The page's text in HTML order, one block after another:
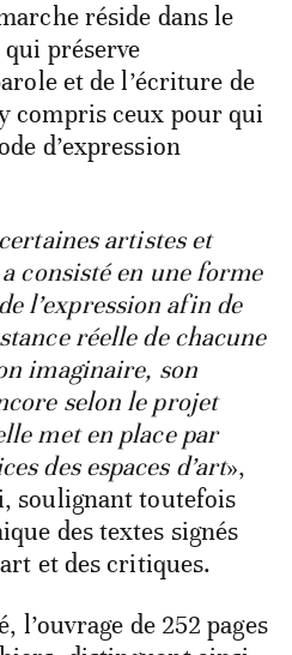
réside dans le
préserve
et de l’écriture de
compris ceux pour qui
d’expression
artistes et
consisté en une forme
l’expression afin de
réelle de chacune
imaginaire, son
selon le projet
met en place par
des espaces d’art»,
soulignant toutefois
des textes signés
et des critiques.
l’ouvrage de 252 pages